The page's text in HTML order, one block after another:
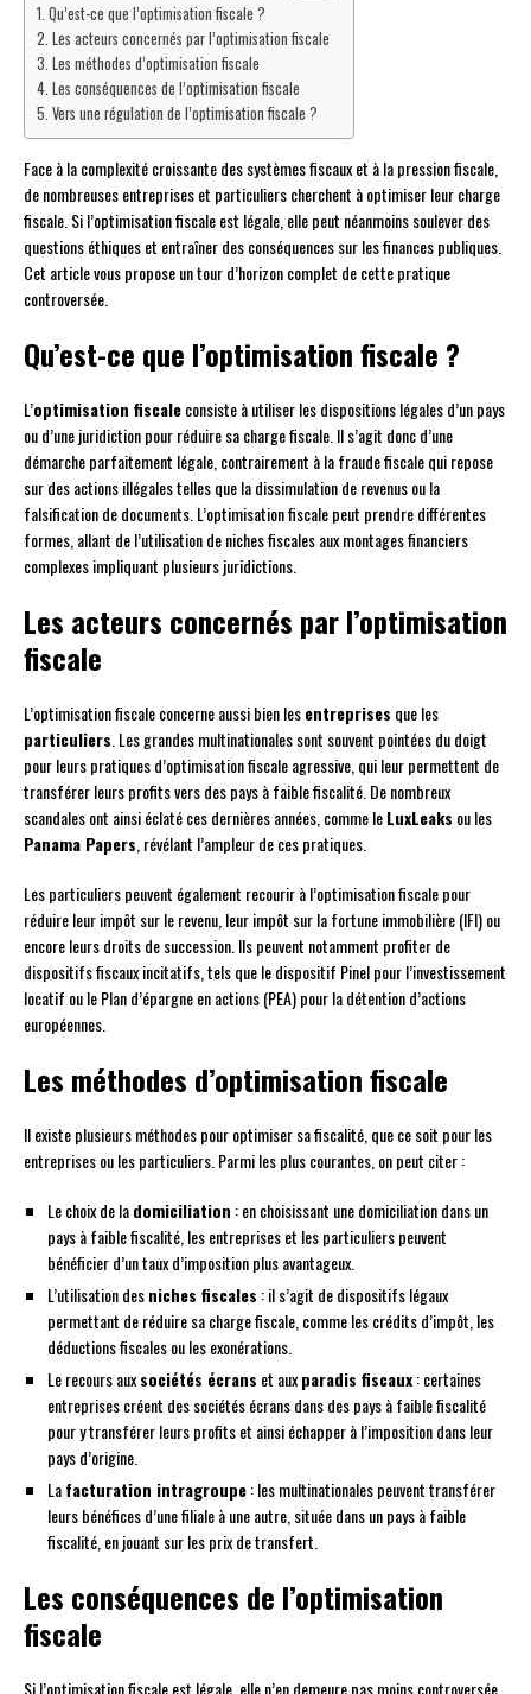
Qu’est-ce que l’optimisation fiscale ?
Les acteurs concernés par l’optimisation fiscale
Les méthodes d’optimisation fiscale
Les conséquences de l’optimisation fiscale
Vers une régulation de l’optimisation fiscale ?
Face à la complexité croissante des systèmes fiscaux et à la pression fiscale,
de nombreuses entreprises et particuliers cherchent à optimiser leur charge
fiscale. Si l’optimisation fiscale est légale, elle peut néanmoins soulever des
questions éthiques et entraîner des conséquences sur les finances publiques.
Cet article vous propose un tour d’horizon complet de cette pratique
controversée.
Qu’est-ce que l’optimisation fiscale ?
L’optimisation fiscaleconsiste à utiliser les dispositions légales d’un pays
ou d’une juridiction pour réduire sa charge fiscale. Il s’agit donc d’une
démarche parfaitement légale, contrairement à la fraude fiscale qui repose
sur des actions illégales telles que la dissimulation de revenus ou la
falsification de documents. L’optimisation fiscale peut prendre différentes
formes, allant de l’utilisation de niches fiscales aux montages financiers
complexes impliquant plusieurs juridictions.
Les acteurs concernés par l’optimisation
fiscale
L’optimisation fiscale concerne aussi bien lesentreprises que les
particuliers . Les grandes multinationales sont souvent pointées du doigt
pour leurs pratiques d’optimisation fiscale agressive, qui leur permettent de
transférer leurs profits vers des pays à faible fiscalité. De nombreux
scandales ont ainsi éclaté ces dernières années, comme leLuxLeaks ou les
Panama Papers , révélant l’ampleur de ces pratiques.
Les particuliers peuvent également recourir à l’optimisation fiscale pour
réduire leur impôt sur le revenu, leur impôt sur la fortune immobilière (IFI) ou
encore leurs droits de succession. Ils peuvent notamment profiter de
dispositifs fiscaux incitatifs, tels que le dispositif Pinel pour l’investissement
locatif ou le Plan d’épargne en actions (PEA) pour la détention d’actions
européennes.
Les méthodes d’optimisation fiscale
Il existe plusieurs méthodes pour optimiser sa fiscalité, que ce soit pour les
entreprises ou les particuliers. Parmi les plus courantes, on peut citer :
Le choix de ladomiciliation : en choisissant une domiciliation dans un
pays à faible fiscalité, les entreprises et les particuliers peuvent
bénéficier d’un taux d’imposition plus avantageux.
L’utilisation desniches fiscales : il s’agit de dispositifs légaux
permettant de réduire sa charge fiscale, comme les crédits d’impôt, les
déductions fiscales ou les exonérations.
Le recours auxsociétés écrans et auxparadis fiscaux: certaines
entreprises créent des sociétés écrans dans des pays à faible fiscalité
pour y transférer leurs profits et ainsi échapper à l’imposition dans leur
pays d’origine.
Lafacturation intragroupe: les multinationales peuvent transférer
leurs bénéfices d’une filiale à une autre, située dans un pays à faible
fiscalité, en jouant sur les prix de transfert.
Les conséquences de l’optimisation
fiscale
Si l’optimisation fiscale est légale, elle n’en demeure pas moins controversée.